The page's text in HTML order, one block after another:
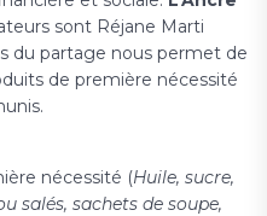
sont Réjane Marti
du partage nous permet de
de première nécessité
nécessité (Huile, sucre,
salés, sachets de soupe,